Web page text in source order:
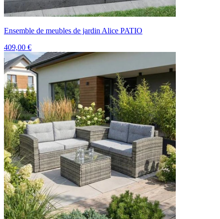
Ensemble de meubles de jardin Alice PATIO
409,00 €